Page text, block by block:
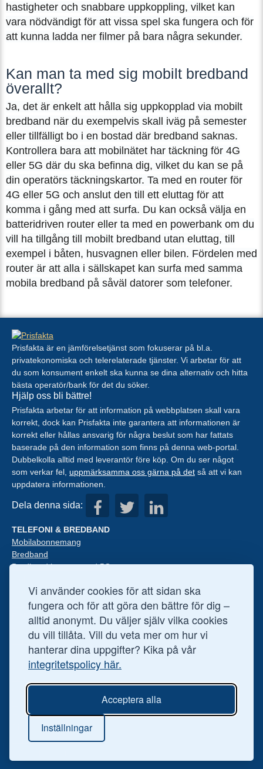
Vi använder cookies för att sidan ska
fungera och för att göra den bättre för dig –
alltid anonymt. Du väljer själv vilka cookies
du vill tillåta. Vill du veta mer om hur vi
hanterar dina uppgifter? Kika på vår
integritetspolicy här.
Acceptera alla
Inställningar
hastigheter och snabbare uppkoppling, vilket kan
vara nödvändigt för att vissa spel ska fungera och för
att kunna ladda ner filmer på bara några sekunder.
Kan man ta med sig mobilt bredband
överallt?
Ja, det är enkelt att hålla sig uppkopplad via mobilt
bredband när du exempelvis skall iväg på semester
eller tillfälligt bo i en bostad där bredband saknas.
Kontrollera bara att mobilnätet har täckning för 4G
eller 5G där du ska befinna dig, vilket du kan se på
din operatörs täckningskartor. Ta med en router för
4G eller 5G och anslut den till ett eluttag för att
komma i gång med att surfa. Du kan också välja en
batteridriven router eller ta med en powerbank om du
vill ha tillgång till mobilt bredband utan eluttag, till
exempel i båten, husvagnen eller bilen. Fördelen med
router är att alla i sällskapet kan surfa med samma
mobila bredband på såväl datorer som telefoner.
Prisfakta är en jämförelsetjänst som fokuserar på bl.a.
privatekonomiska och telerelaterade tjänster. Vi arbetar för att
du som konsument enkelt ska kunna se dina alternativ och hitta
bästa operatör/bank för det du söker.
Hjälp oss bli bättre!
Prisfakta arbetar för att information på webbplatsen skall vara
korrekt, dock kan Prisfakta inte garantera att informationen är
korrekt eller hållas ansvarig för några beslut som har fattats
baserade på den information som finns på denna web-portal.
Dubbelkolla alltid med leverantör före köp. Om du ser något
som verkar fel, uppmärksamma oss gärna på det så att vi kan
uppdatera informationen.
Dela denna sida:
TELEFONI & BREDBAND
Mobilabonnemang
Bredband
Bredband hemma med 5G
Mobiler med abon
Fast telefoni
FINANS
Företagslån
Sparkonto
Bolån
ÖVRIGT
Hälsofakta
Digital säkerhet
Personlig säkerhet